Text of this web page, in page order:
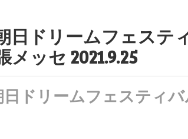
日ドリームフェステ
メッセ 2021.9.25
ドリームフェスティ